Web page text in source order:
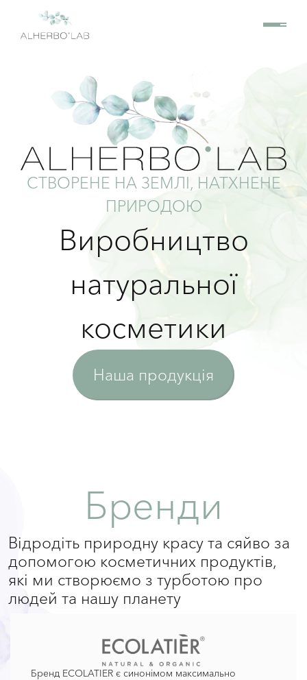
СТВОРЕНЕ НА ЗЕМЛІ, НАТХНЕНЕ
ПРИРОДОЮ
Виробництво
натуральної
косметики
Наша продукція
Бренди
Відродіть природну красу та сяйво за
допомогою косметичних продуктів,
які ми створюємо з турботою про
людей та нашу планету
Бренд ECOLATIER є синонімом максимально